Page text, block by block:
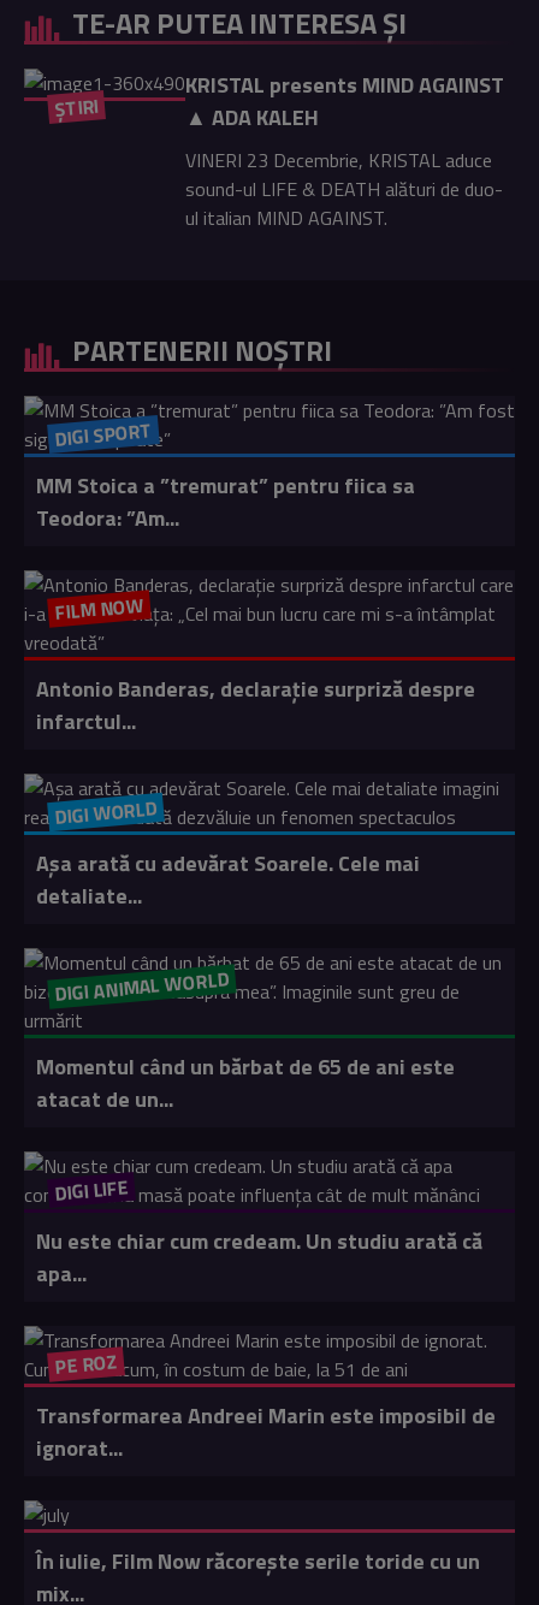
TE-AR PUTEA INTERESA ȘI
ȘTIRI
KRISTAL presents MIND AGAINST
▲ ADA KALEH
VINERI 23 Decembrie, KRISTAL aduce
sound-ul LIFE & DEATH alături de duo-
ul italian MIND AGAINST.
PARTENERII NOȘTRI
DIGI SPORT
MM Stoica a ”tremurat” pentru fiica sa
Teodora: ”Am...
FILM NOW
Antonio Banderas, declarație surpriză despre
infarctul...
DIGI WORLD
Așa arată cu adevărat Soarele. Cele mai
detaliate...
DIGI ANIMAL WORLD
Momentul când un bărbat de 65 de ani este
atacat de un...
DIGI LIFE
Nu este chiar cum credeam. Un studiu arată că
apa...
PE ROZ
Transformarea Andreei Marin este imposibil de
ignorat...
În iulie, Film Now răcorește serile toride cu un
mix...